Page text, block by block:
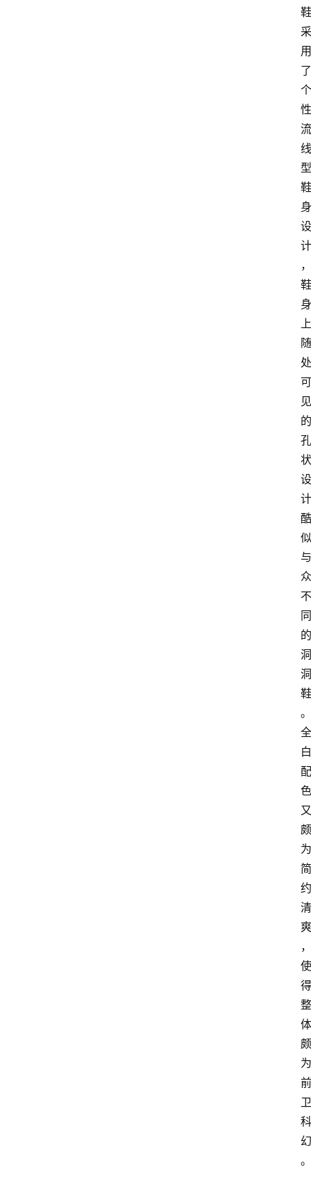
鞋
采
用
了
个
性
流
线
型
鞋
身
设
计
，
鞋
身
上
随
处
可
见
的
孔
状
设
计
酷
似
与
众
不
同
的
洞
洞
鞋
。
全
白
配
色
又
颇
为
简
约
清
爽
，
使
得
整
体
颇
为
前
卫
科
幻
。